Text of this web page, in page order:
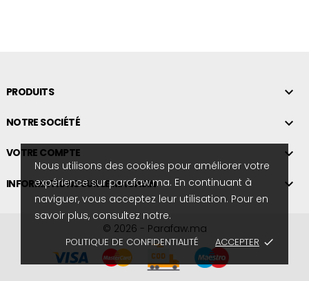
Nous utilisons des cookies pour améliorer votre
expérience sur parafaw.ma. En continuant à
naviguer, vous acceptez leur utilisation. Pour en
savoir plus, consultez notre.
POLITIQUE DE CONFIDENTIALITÉ ACCEPTER done
PRODUITS 
NOTRE SOCIÉTÉ 
VOTRE COMPTE 
INFORMATIONS SUR LE MAGASIN 
© 2026 - Parafaw.ma